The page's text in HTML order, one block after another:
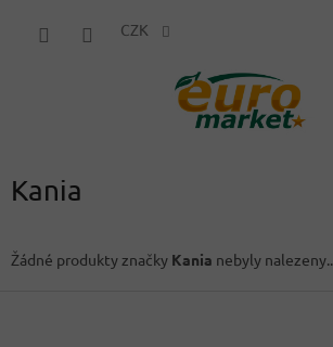
CZK
Kania
Žádné produkty značky Kania nebyly